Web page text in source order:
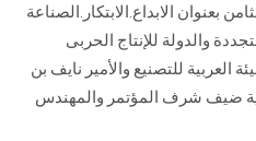
الموظفون
بعنوان الابداع.الابتكار.الصناعة
والدولة للإنتاج الحربى
العربية للتصنيع والأمير نايف بن
ضيف شرف المؤتمر والمهندس